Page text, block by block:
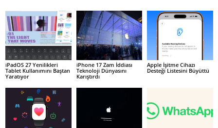
iPadOS 27 Yenilikleri
Tablet Kullanımını Baştan
Yaratıyor
iPhone 17 Zam İddiası
Teknoloji Dünyasını
Karıştırdı
Apple İşitme Cihazı
Desteği Listesini Büyüttü